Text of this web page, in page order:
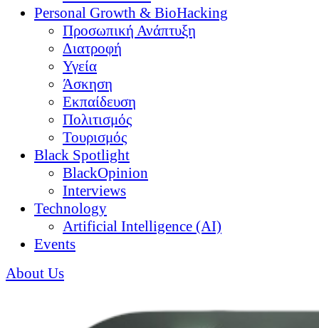
Personal Growth & BioHacking
Προσωπική Ανάπτυξη
Διατροφή
Υγεία
Άσκηση
Εκπαίδευση
Πολιτισμός
Τουρισμός
Black Spotlight
BlackOpinion
Interviews
Technology
Artificial Intelligence (AI)
Events
About Us